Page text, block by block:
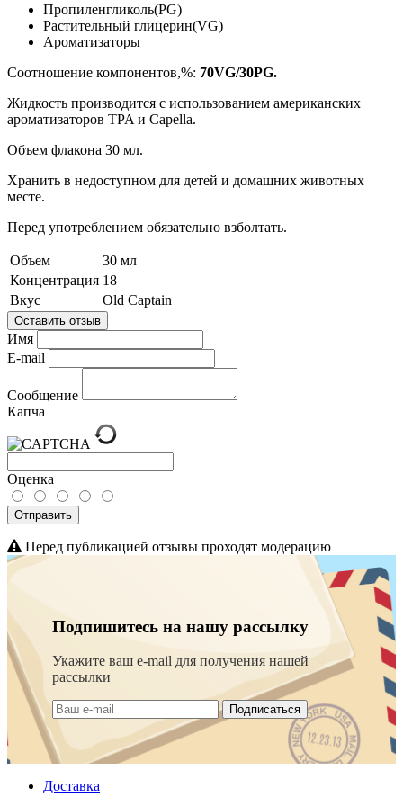
Пропиленгликоль(PG)
Растительный глицерин(VG)
Ароматизаторы
Соотношение компонентов,%: 70VG/30PG.
Жидкость производится с использованием американских
ароматизаторов TPA и Capella.
Объем флакона 30 мл.
Хранить в недоступном для детей и домашних животных
месте.
Перед употреблением обязательно взболтать.
Объем
30 мл
Концентрация 18
Вкус
Old Captain
Оставить отзыв
Имя
E-mail
Сообщение
Капча
Оценка
Отправить
Перед публикацией отзывы проходят модерацию
Подпишитесь на нашу рассылку
Укажите ваш e-mail для получения нашей
рассылки
Подписаться
Доставка